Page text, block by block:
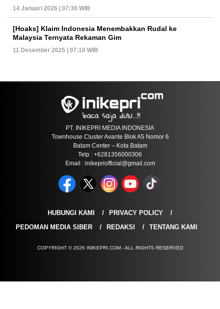
14 Januari 2026 | 07:30 WIB
[Hoaks] Klaim Indonesia Menembakkan Rudal ke
Malaysia Ternyata Rekaman Gim
11 Desember 2025 | 07:10 WIB
PT. INIKEPRI MEDIA INDONESIA
Townhouse Cluster Avante Blok A5 Nomor 6
Batam Center – Kota Batam
Telp : +6281356000306
Email : inikepriofficial@gmail.com
HUBUNGI KAMI
PRIVACY POLICY
PEDOMAN MEDIA SIBER
REDAKSI TENTANG KAMI
COPYRIGHT © 2026 INIKEPRI.COM - ALL RIGHTS RESERVED